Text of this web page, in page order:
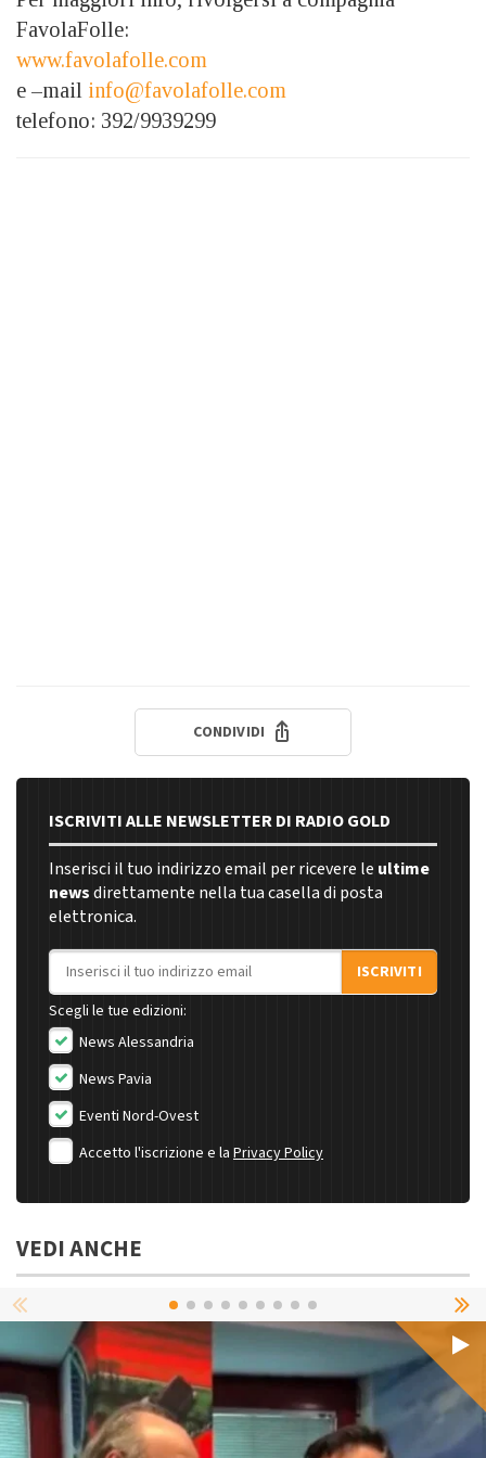
FavolaFolle:
www.favolafolle.com
e –mail info@favolafolle.com
telefono: 392/9939299
CONDIVIDI
ISCRIVITI ALLE NEWSLETTER DI RADIO GOLD
Inserisci il tuo indirizzo email per ricevere le ultime
newsdirettamente nella tua casella di posta
elettronica.
Indirizzo email
ISCRIVITI
Scegli le tue edizioni:
News Alessandria
News Pavia
Eventi Nord-Ovest
Accetto l'iscrizione e la Privacy Policy
VEDI ANCHE